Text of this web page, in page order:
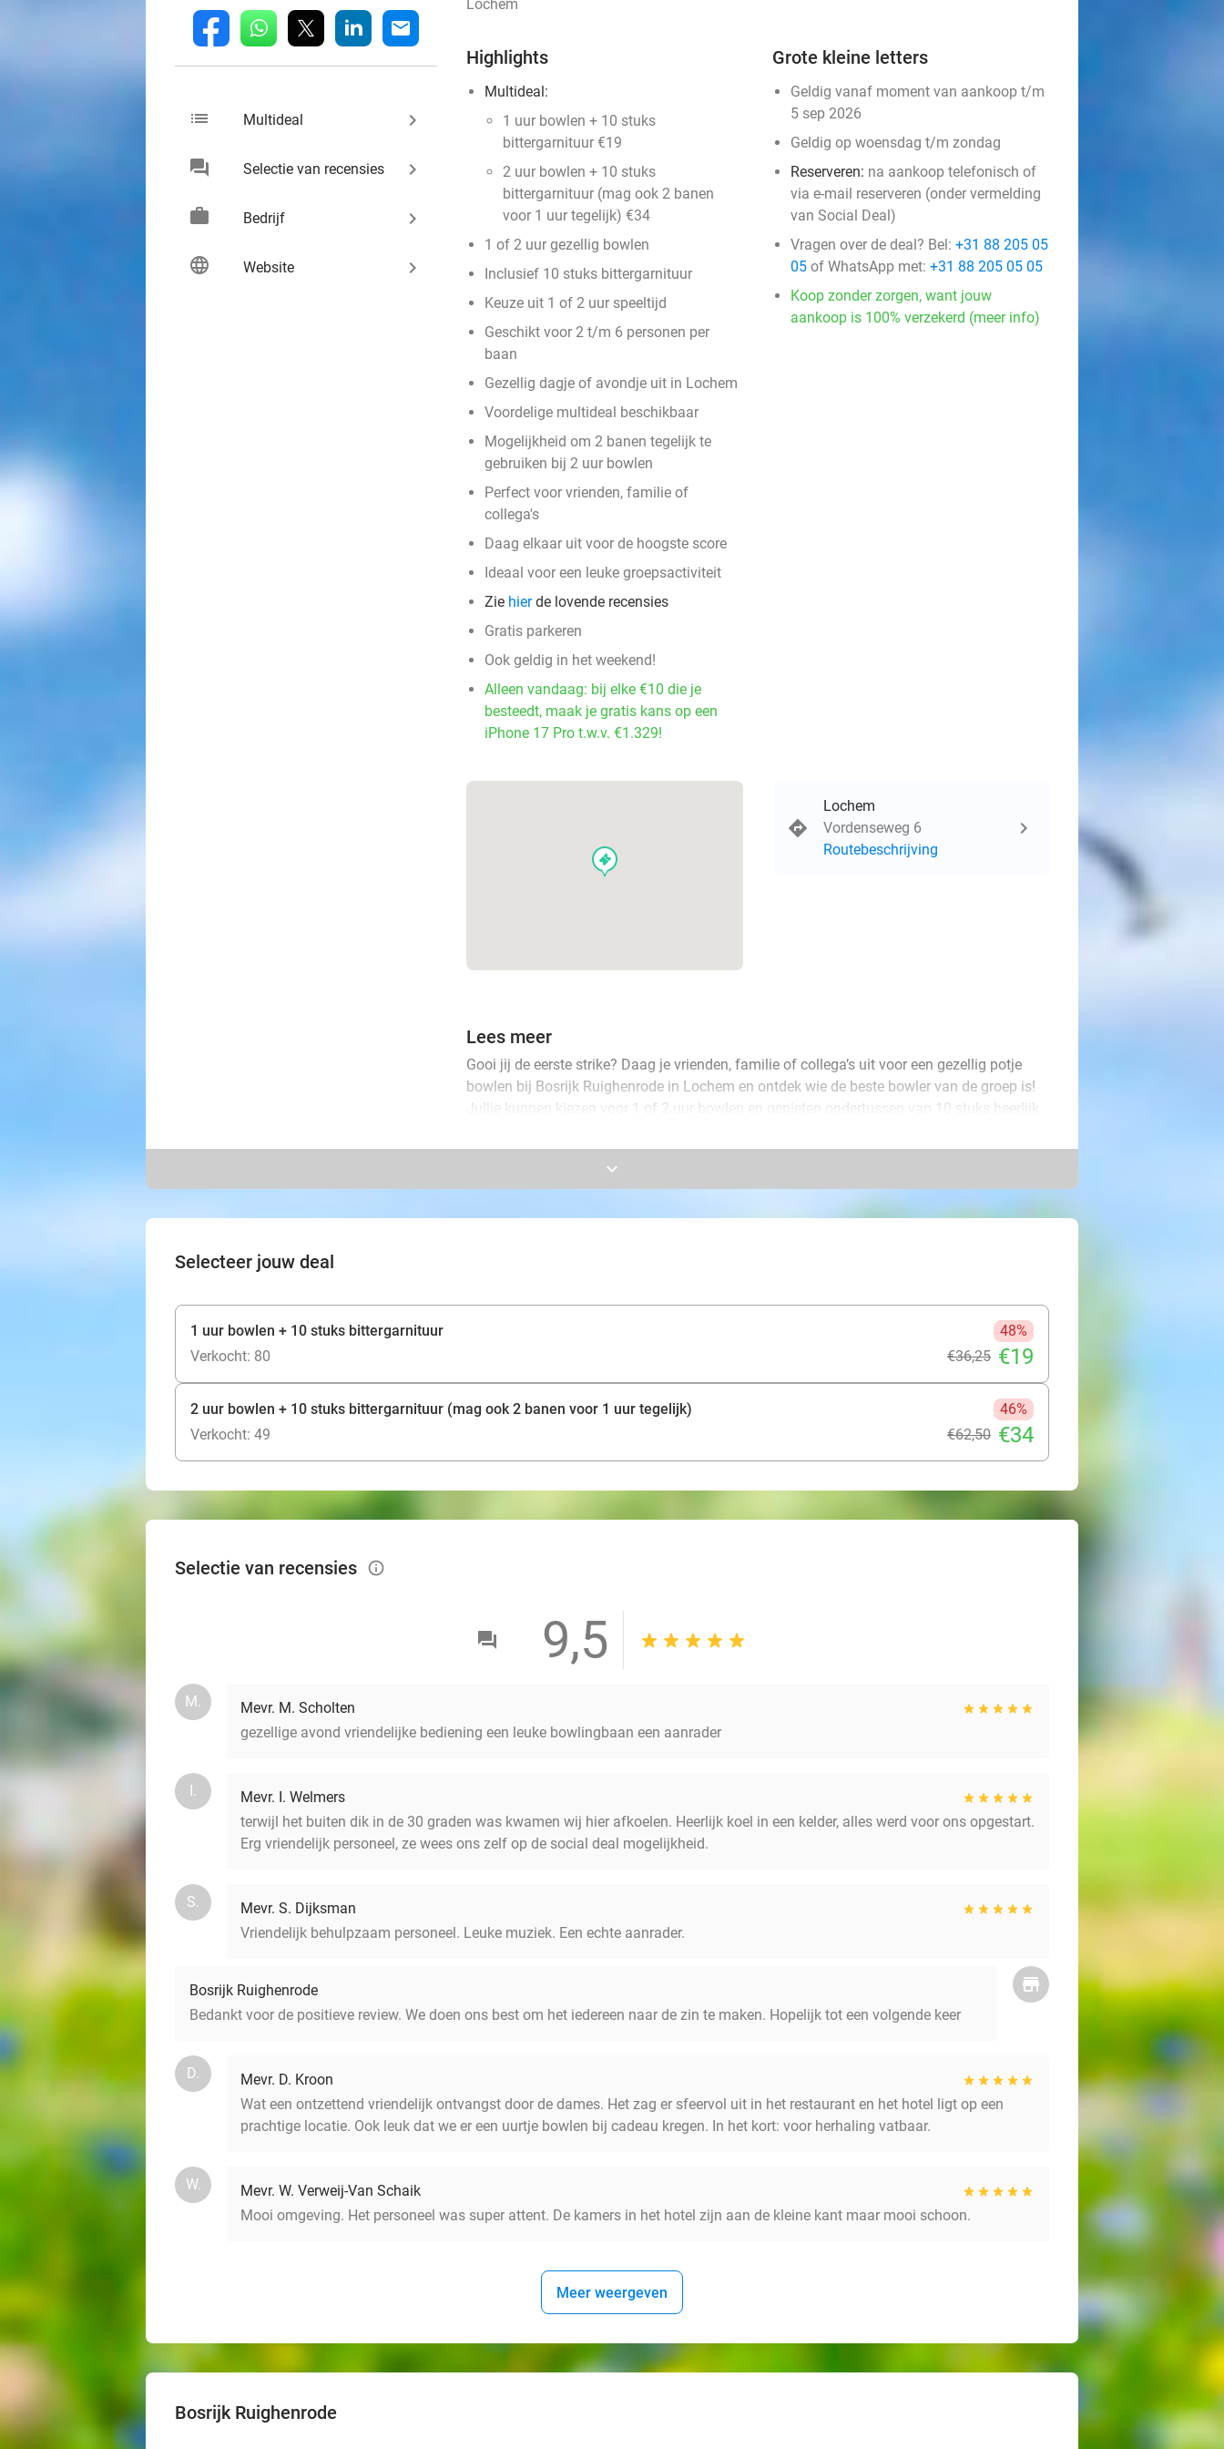
fb whatsapp linkedin mail
list Multideal keyboard_arrow_right
chat Selectie van recensies keyboard_arrow_right
work Bedrijf keyboard_arrow_right
language Website keyboard_arrow_right
Lochem
Highlights
Multideal:
1 uur bowlen + 10 stuks
bittergarnituur €19
2 uur bowlen + 10 stuks
bittergarnituur (mag ook 2 banen
voor 1 uur tegelijk) €34
1 of 2 uur gezellig bowlen
Inclusief 10 stuks bittergarnituur
Keuze uit 1 of 2 uur speeltijd
Geschikt voor 2 t/m 6 personen per
baan
Gezellig dagje of avondje uit in Lochem
Voordelige multideal beschikbaar
Mogelijkheid om 2 banen tegelijk te
gebruiken bij 2 uur bowlen
Perfect voor vrienden, familie of
collega's
Daag elkaar uit voor de hoogste score
Ideaal voor een leuke groepsactiviteit
Zie hierde lovende recensies
Gratis parkeren
Ook geldig in het weekend!
Alleen vandaag: bij elke €10 die je
besteedt, maak je gratis kans op een
iPhone 17 Pro t.w.v. €1.329!
Grote kleine letters
Geldig vanaf moment van aankoop t/m
5 sep 2026
Geldig op woensdag t/m zondag
Reserveren: na aankoop telefonisch of
via e-mail reserveren (onder vermelding
van Social Deal)
Vragen over de deal? Bel: +31 88 205 05
05 of WhatsApp met: +31 88 205 05 05
Koop zonder zorgen, want jouw
aankoop is 100% verzekerd (meer info)
events
Lochem
Vordenseweg 6
Routebeschrijving
Lees meer
Gooi jij de eerste strike? Daag je vrienden, familie of collega’s uit voor een gezellig potje
bowlen bij Bosrijk Ruighenrode in Lochem en ontdek wie de beste bowler van de groep is!
Jullie kunnen kiezen voor 1 of 2 uur bowlen en genieten ondertussen van 10 stuks heerlijk
Deze activiteit is perfect voor een gezellig dagje of avondje uit met 2 t/m 6 personen. Kies
tegelijk. De ideale combinatie van plezier, competitie en lekker snacken!
keyboard_arrow_down
Selecteer jouw deal
1 uur bowlen + 10 stuks bittergarnituur
48%
Verkocht: 80
€36,25 €19
2 uur bowlen + 10 stuks bittergarnituur (mag ook 2 banen voor 1 uur tegelijk)
46%
Verkocht: 49
€62,50 €34
Selectie van recensies info_outlined
9,5
M.
Mevr. M. Scholten
gezellige avond vriendelijke bediening een leuke bowlingbaan een aanrader
I.
Mevr. I. Welmers
terwijl het buiten dik in de 30 graden was kwamen wij hier afkoelen. Heerlijk koel in een kelder, alles werd voor ons opgestart.
Erg vriendelijk personeel, ze wees ons zelf op de social deal mogelijkheid.
S.
Mevr. S. Dijksman
Vriendelijk behulpzaam personeel. Leuke muziek. Een echte aanrader.
Bosrijk Ruighenrode
Bedankt voor de positieve review. We doen ons best om het iedereen naar de zin te maken. Hopelijk tot een volgende keer
D.
Mevr. D. Kroon
Wat een ontzettend vriendelijk ontvangst door de dames. Het zag er sfeervol uit in het restaurant en het hotel ligt op een
prachtige locatie. Ook leuk dat we er een uurtje bowlen bij cadeau kregen. In het kort: voor herhaling vatbaar.
W.
Mevr. W. Verweij-Van Schaik
Mooi omgeving. Het personeel was super attent. De kamers in het hotel zijn aan de kleine kant maar mooi schoon.
Meer weergeven
Bosrijk Ruighenrode